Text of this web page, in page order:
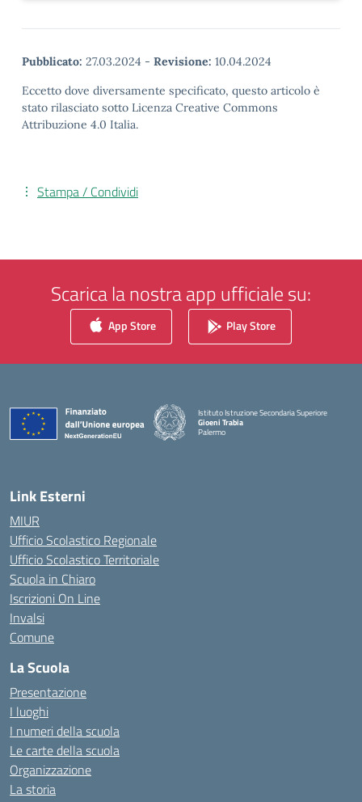
Pubblicato: 27.03.2024 - Revisione: 10.04.2024
Eccetto dove diversamente specificato, questo articolo è
stato rilasciato sotto Licenza Creative Commons
Attribuzione 4.0 Italia.
Stampa / Condividi
Scarica la nostra app ufficiale su:
App Store Play Store
Istituto Istruzione Secondaria Superiore
Gioeni Trabia
Palermo
Link Esterni
MIUR
Ufficio Scolastico Regionale
Ufficio Scolastico Territoriale
Scuola in Chiaro
Iscrizioni On Line
Invalsi
Comune
La Scuola
Presentazione
I luoghi
I numeri della scuola
Le carte della scuola
Organizzazione
La storia